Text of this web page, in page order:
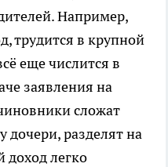
Например,
трудится в крупной
еще числится в
заявления на
сложат
дочери, разделят на
легко